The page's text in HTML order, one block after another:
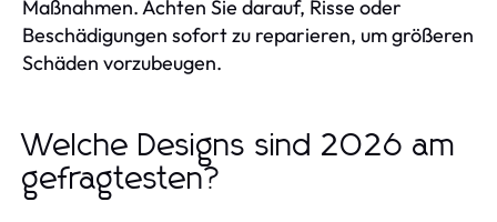
Maßnahmen. Achten Sie darauf, Risse oder
Beschädigungen sofort zu reparieren, um größeren
Schäden vorzubeugen.
Welche Designs sind 2026 am
gefragtesten?